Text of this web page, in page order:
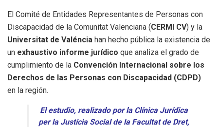
El Comité de Entidades Representantes de Personas con
Discapacidad de la Comunitat Valenciana (CERMI CV) y la
Universitat de Valéncia han hecho pública la existencia de
un exhaustivo informe jurídico que analiza el grado de
cumplimiento de la Convención Internacional sobre los
Derechos de las Personas con Discapacidad (CDPD)
en la región.
El estudio, realizado por la Clínica Jurídica
per la Justícia Social de la Facultat de Dret,